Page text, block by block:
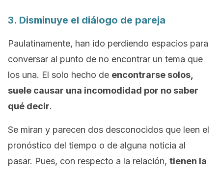
3. Disminuye el diálogo de pareja
Paulatinamente, han ido perdiendo espacios para
conversar al punto de no encontrar un tema que
los una. El solo hecho de encontrarse solos,
suele causar una incomodidad por no saber
qué decir.
Se miran y parecen dos desconocidos que leen el
pronóstico del tiempo o de alguna noticia al
pasar. Pues, con respecto a la relación, tienen la